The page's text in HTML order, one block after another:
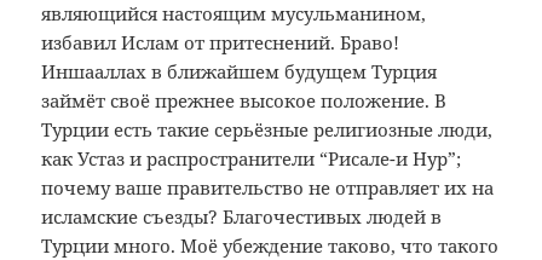
являющийся настоящим мусульманином,
избавил Ислам от притеснений. Браво!
Иншааллах в ближайшем будущем Турция
займёт своё прежнее высокое положение. В
Турции есть такие серьёзные религиозные люди,
как Устаз и распространители “Рисале-и Нур”;
почему ваше правительство не отправляет их на
исламские съезды? Благочестивых людей в
Турции много. Моё убеждение таково, что такого